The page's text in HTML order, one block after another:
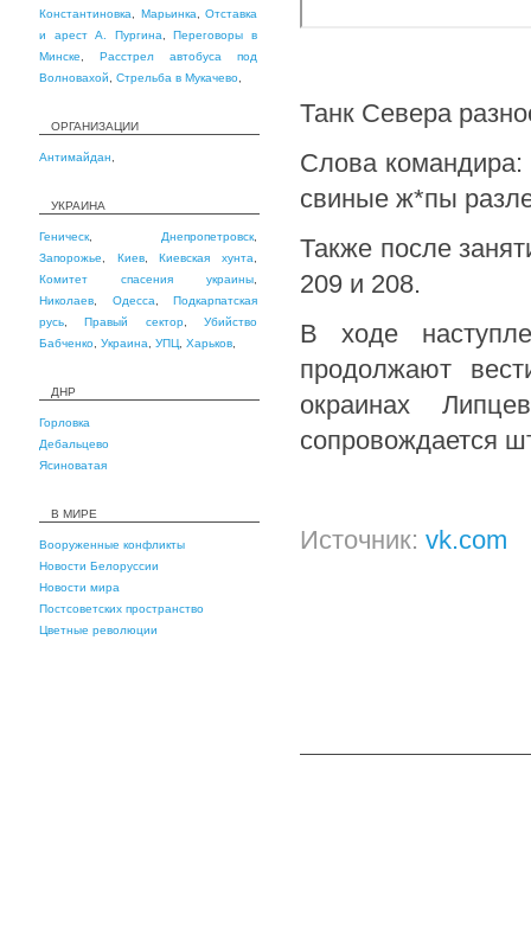
Константиновка
Марьинка
Отставка
и арест А. Пургина ,Переговоры в
Минске
Расстрел автобуса под
Волновахой
Стрельба в Мукачево
ОРГАНИЗАЦИИ
Антимайдан
УКРАИНА
Геническ Днепропетровск
Запорожье
Киев,Киевская хунта
Комитет спасения украины
Николаев
Одесса
Подкарпатская
русь ,Правый сектор,Убийство
Бабченко Украина УПЦ Харьков
ДНР
Горловка
Дебальцево
Ясиноватая
В МИРЕ
Вооруженные конфликты
Новости Белоруссии
Новости мира
Постсоветских пространство
Цветные революции
Танк Севера
Слова
свиные ж*пы
Также после
209 и 208.
В ходе
продолжают
окраинах
сопровождается
Источник: vk.com